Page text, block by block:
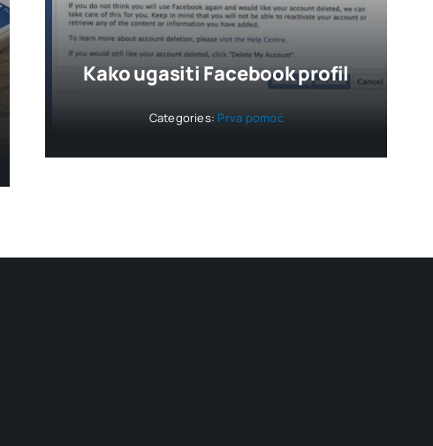
Kako ugasiti Facebook profil
Categories: Prva pomoć